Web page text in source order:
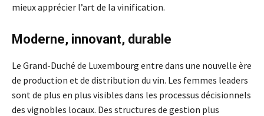
mieux apprécier l’art de la vinification.
Moderne, innovant, durable
Le Grand-Duché de Luxembourg entre dans une nouvelle ère
de production et de distribution du vin. Les femmes leaders
sont de plus en plus visibles dans les processus décisionnels
des vignobles locaux. Des structures de gestion plus